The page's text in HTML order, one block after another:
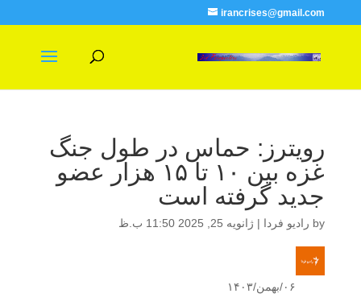
irancrises@gmail.com
رویترز: حماس در طول جنگ
غزه بین ۱۰ تا ۱۵ هزار عضو
جدید گرفته است
by رادیو فردا | ژانویه 25, 2025 11:50 ب.ظ
۰۶/بهمن/۱۴۰۳